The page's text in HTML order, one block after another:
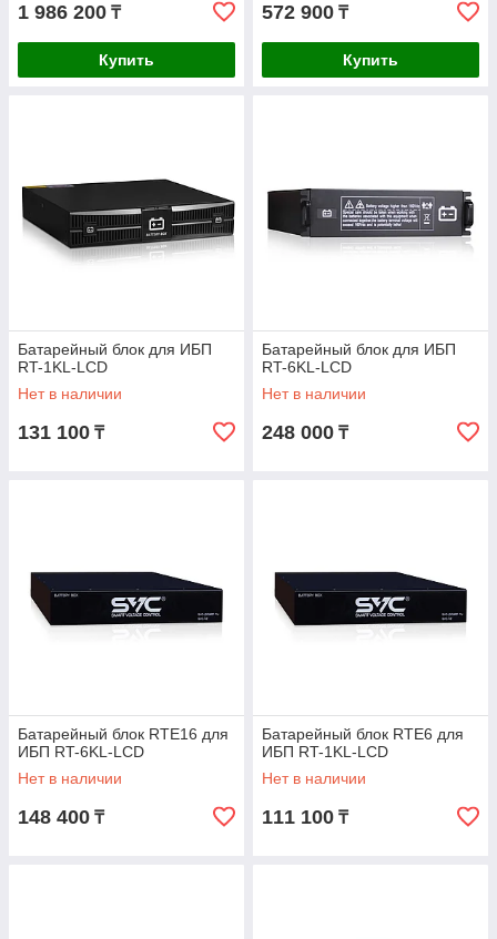
1 986 200 ₸
Купить
572 900 ₸
Купить
Батарейный блок для ИБП
RT-1KL-LCD
Нет в наличии
131 100 ₸
Батарейный блок для ИБП
RT-6KL-LCD
Нет в наличии
248 000 ₸
Батарейный блок RTE16 для
ИБП RT-6KL-LCD
Нет в наличии
148 400 ₸
Батарейный блок RTE6 для
ИБП RT-1KL-LCD
Нет в наличии
111 100 ₸